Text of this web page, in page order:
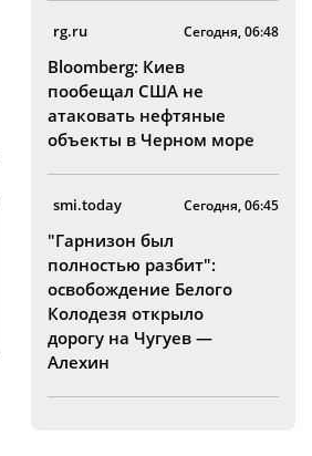
rg.ru Сегодня, 06:48
Bloomberg: Киев
пообещал США не
атаковать нефтяные
объекты в Черном море
smi.today Сегодня, 06:45
"Гарнизон был
полностью разбит":
освобождение Белого
Колодезя открыло
дорогу на Чугуев —
Алехин